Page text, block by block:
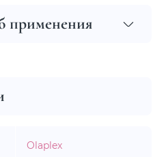
применения
Olaplex